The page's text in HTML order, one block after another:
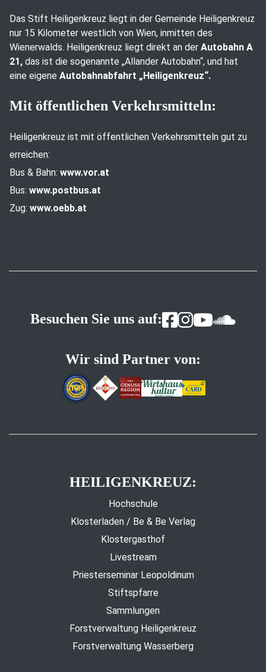
Das Stift Heiligenkreuz liegt in der Gemeinde Heiligenkreuz
nur 15 Kilometer westlich von Wien, inmitten des
Wienerwalds. Heiligenkreuz liegt direkt an der Autobahn A
21, das ist die sogenannte „Allander Autobahn“, und hat
eine eigene Autobahnabfahrt „Heiligenkreuz“.
Mit öffentlichen Verkehrsmitteln:
Heiligenkreuz ist mit öffentlichen Verkehrsmitteln gut zu
erreichen:
Bus & Bahn: www.vor.at
Bus: www.postbus.at
Zug: www.oebb.at
Besuchen Sie uns auf:
Wir sind Partner von:
HEILIGENKREUZ:
Hochschule
Klosterladen / Be & Be Verlag
Klostergasthof
Livestream
Priesterseminar Leopoldinum
Stiftspfarre
Sammlungen
Forstverwaltung Heiligenkreuz
Forstverwaltung Wasserberg